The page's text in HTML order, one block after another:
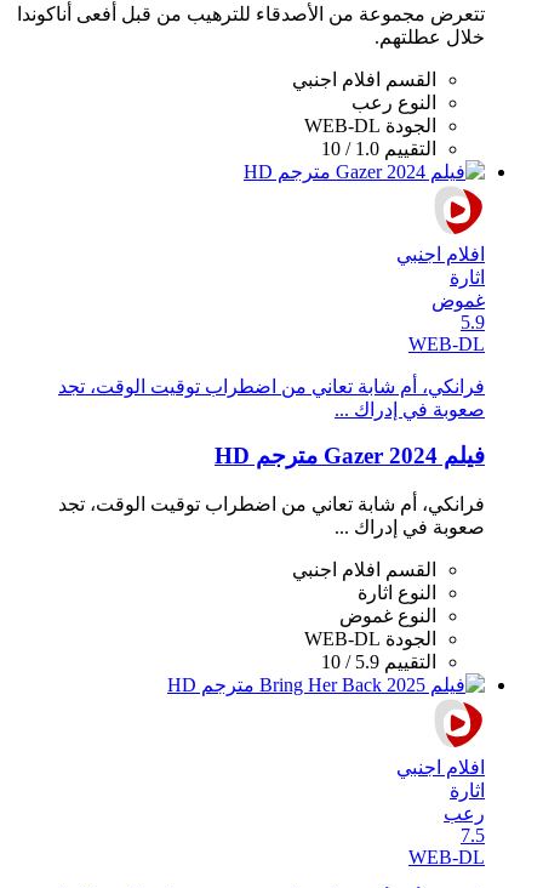
تتعرض مجموعة من الأصدقاء للترهيب من قبل أفعى أناكوندا
خلال عطلتهم.
القسم
افلام اجنبي
النوع رعب
الجودة WEB-DL
التقييم 1.0 / 10
افلام اجنبي
اثارة
غموض
5.9
WEB-DL
فرانكي، أم شابة تعاني من اضطراب توقيت الوقت، تجد
صعوبة في إدراك ...
فيلم Gazer 2024 مترجم HD
فرانكي، أم شابة تعاني من اضطراب توقيت الوقت، تجد
صعوبة في إدراك ...
القسم
افلام اجنبي
النوع اثارة
النوع غموض
الجودة WEB-DL
التقييم 5.9 / 10
افلام اجنبي
اثارة
رعب
7.5
WEB-DL